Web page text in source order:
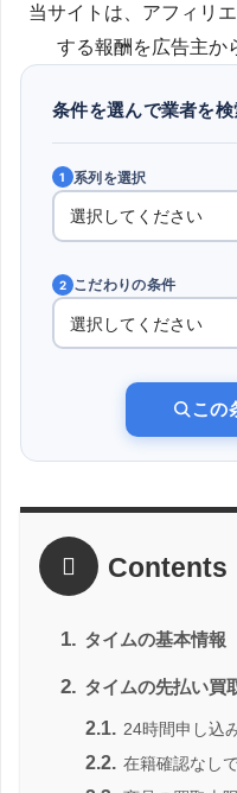
当サイトは、アフィリ
する報酬を広告主か
条件を選んで業者を検
1 系列を選択
2 こだわりの条件
この
Contents
1. タイムの基本情報
2. タイムの先払い買
2.1. 24時間申し込
2.2. 在籍確認なし